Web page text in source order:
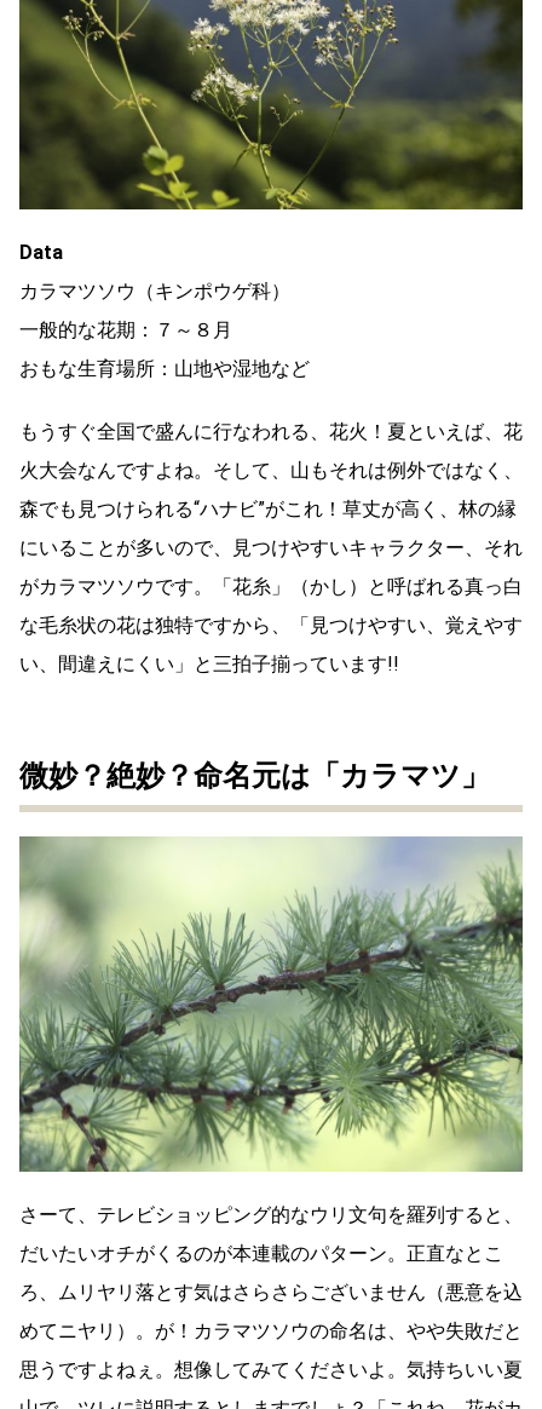
Data
カラマツソウ（キンポウゲ科）
一般的な花期：７～８月
おもな生育場所：山地や湿地など
もうすぐ全国で盛んに行なわれる、花火！夏といえば、花
火大会なんですよね。そして、山もそれは例外ではなく、
森でも見つけられる“ハナビ”がこれ！草丈が高く、林の縁
にいることが多いので、見つけやすいキャラクター、それ
がカラマツソウです。「花糸」（かし）と呼ばれる真っ白
な毛糸状の花は独特ですから、「見つけやすい、覚えやす
い、間違えにくい」と三拍子揃っています!!
微妙？絶妙？命名元は「カラマツ」
さーて、テレビショッピング的なウリ文句を羅列すると、
だいたいオチがくるのが本連載のパターン。正直なとこ
ろ、ムリヤリ落とす気はさらさらございません（悪意を込
めてニヤリ）。が！カラマツソウの命名は、やや失敗だと
思うですよねぇ。想像してみてくださいよ。気持ちいい夏